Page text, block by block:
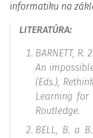
informatiku na
LITERATÚRA:
BARNETT,
An
(Eds.),
Learning
Routledge.
BELL, B. a